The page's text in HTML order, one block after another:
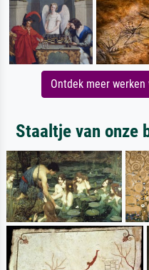
Ontdek meer
Staaltje van onze